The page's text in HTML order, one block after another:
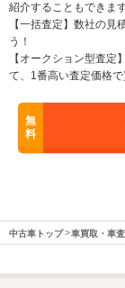
紹介することもできます
【一括査定】数社の
う！
【オークション型査
て、1番高い査定価格
無
料
中古車トップ 車買取・車